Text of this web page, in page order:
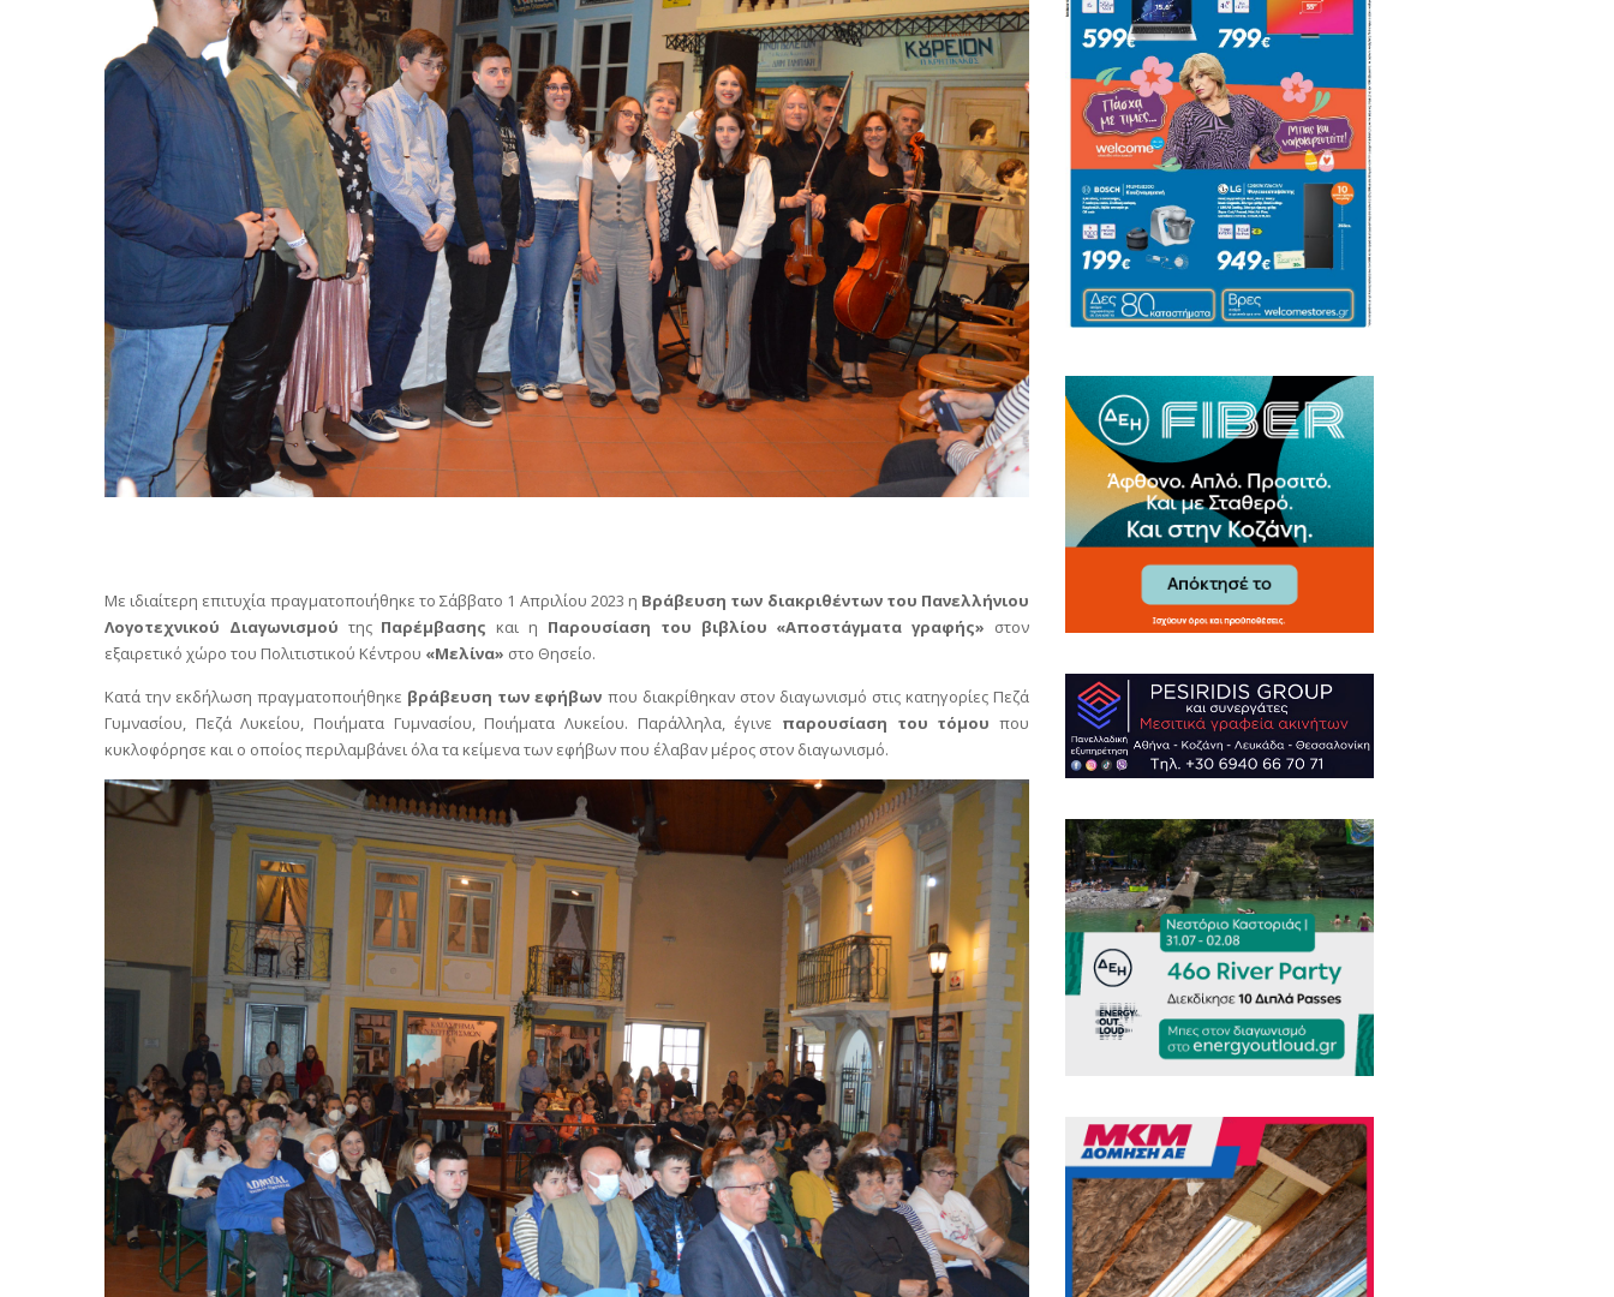
Με ιδιαίτερη επιτυχία πραγματοποιήθηκε το Σάββατο 1 Απριλίου 2023 η Βράβευση των διακριθέντων του Πανελλήνιου
Λογοτεχνικού Διαγωνισμού της Παρέμβασης και η Παρουσίαση του βιβλίου «Αποστάγματα γραφής» στον
εξαιρετικό χώρο του Πολιτιστικού Κέντρου «Μελίνα» στο Θησείο.
Κατά την εκδήλωση πραγματοποιήθηκε βράβευση των εφήβων που διακρίθηκαν στον διαγωνισμό στις κατηγορίες Πεζά
Γυμνασίου, Πεζά Λυκείου, Ποιήματα Γυμνασίου, Ποιήματα Λυκείου. Παράλληλα, έγινε παρουσίαση του τόμου που
κυκλοφόρησε και ο οποίος περιλαμβάνει όλα τα κείμενα των εφήβων που έλαβαν μέρος στον διαγωνισμό.